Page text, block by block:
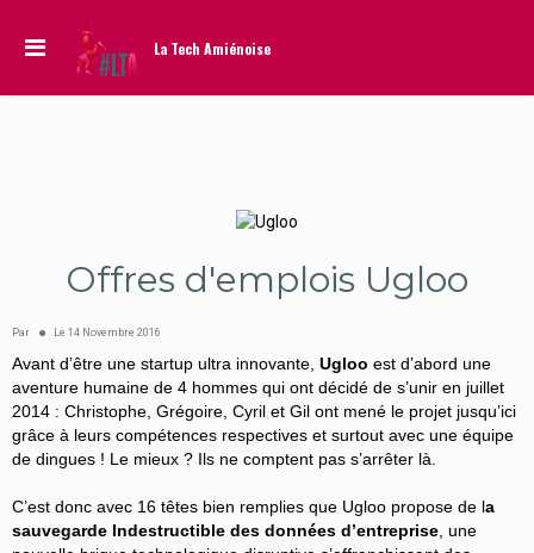
La Tech Amiénoise
Offres d'emplois Ugloo
Par Le 14 Novembre 2016
Avant d’être une startup ultra innovante, Ugloo est d’abord une
aventure humaine de 4 hommes qui ont décidé de s’unir en juillet
2014 : Christophe, Grégoire, Cyril et Gil ont mené le projet jusqu’ici
grâce à leurs compétences respectives et surtout avec une équipe
de dingues ! Le mieux ? Ils ne comptent pas s’arrêter là.
C’est donc avec 16 têtes bien remplies que Ugloo propose de la
sauvegarde Indestructible des données d’entreprise, une